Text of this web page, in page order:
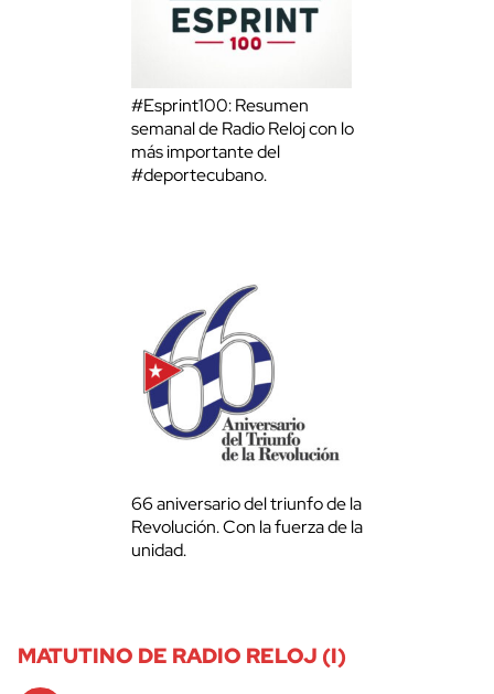
#Esprint100: Resumen
semanal de Radio Reloj con lo
más importante del
#deportecubano.
66 aniversario del triunfo de la
Revolución. Con la fuerza de la
unidad.
MATUTINO DE RADIO RELOJ (I)